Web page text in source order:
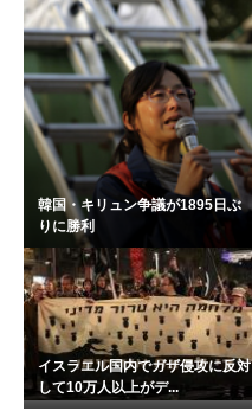
韓国・キリュン争議が1895日ぶ
りに勝利
イスラエル国内でガザ侵攻に反対
して10万人以上がデ...